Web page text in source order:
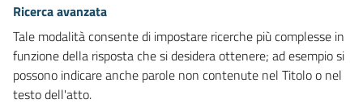
Ricerca avanzata
Tale modalità consente di impostare ricerche più complesse in
funzione della risposta che si desidera ottenere; ad esempio si
possono indicare anche parole non contenute nel Titolo o nel
testo dell'atto.